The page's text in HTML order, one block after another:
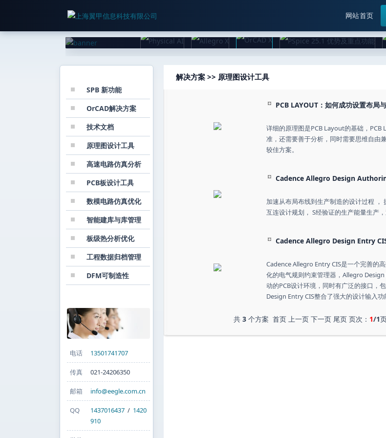
网站首页
SPB 新功能
OrCAD解决方案
技术文档
原理图设计工具
高速电路仿真分析
PCB板设计工具
数模电路仿真优化
智能建库与库管理
板级热分析优化
工程数据归档管理
DFM可制造性
电话 13501741707
传真 021-24206350
邮箱 info@eegle.com.cn
QQ 1437016437/ 1420
910
解决方案 >> 原理图设计工具
PCB LAYOUT：如何成功设置布局
详细的原理图是PCB Layout的基础，
准，还需要善于分析，同时需要思维自由
较佳方案。
Cadence Allegro Design
加速从布局布线到生产制造的设计过程 ，
互连设计规划， S经验证的生产能量生产
Cadence Allegro Design Entry
Cadence Allegro Entry CIS是一个完善的
化的电气规则约束管理器，Allegro
动的PCB设计环境，同时有广泛的接口，
Design Entry CIS整合了强大的设计输入
共 3个方案 首页 上一页 下一页 尾页 页次： 1/1